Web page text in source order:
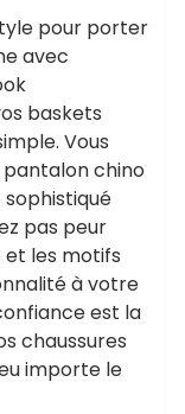
pour porter
avec
baskets
Vous
chino
pas peur
et les motifs
à votre
est la
chaussures
importe le